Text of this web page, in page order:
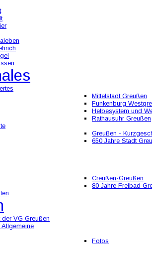
Mittelstadt Greußen
Funkenburg
Helbesystem und
Rathausuhr Greußen
Greußen -
650 Jahre Stadt
Creußen-Greußen
80 Jahre Freibad
der VG Greußen
Allgemeine
Fotos